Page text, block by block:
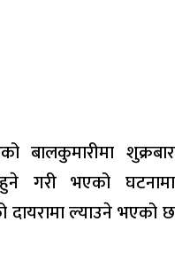
बालकुमारीमा शुक्रबार
गरी भएको घटनामा
दायरामा ल्याउने भएको छ